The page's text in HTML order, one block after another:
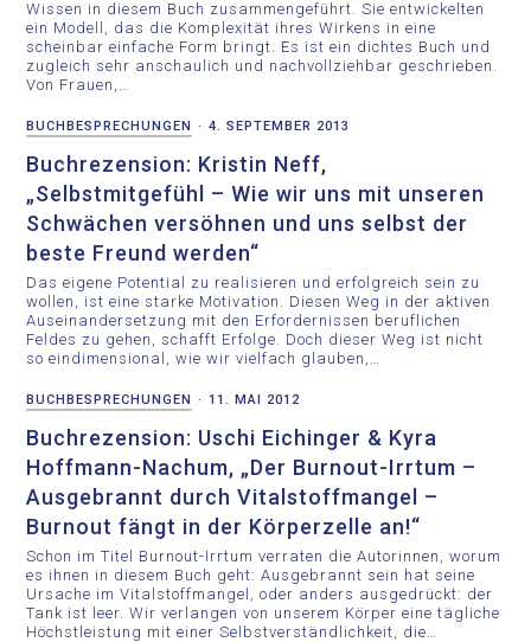
Wissen in diesem Buch zusammengeführt. Sie entwickelten
ein Modell, das die Komplexität ihres Wirkens in eine
scheinbar einfache Form bringt. Es ist ein dichtes Buch und
zugleich sehr anschaulich und nachvollziehbar geschrieben.
Von Frauen,…
BUCHBESPRECHUNGEN · 4. SEPTEMBER 2013
Buchrezension: Kristin Neff,
„Selbstmitgefühl – Wie wir uns mit unseren
Schwächen versöhnen und uns selbst der
beste Freund werden“
Das eigene Potential zu realisieren und erfolgreich sein zu
wollen, ist eine starke Motivation. Diesen Weg in der aktiven
Auseinandersetzung mit den Erfordernissen beruflichen
Feldes zu gehen, schafft Erfolge. Doch dieser Weg ist nicht
so eindimensional, wie wir vielfach glauben,…
BUCHBESPRECHUNGEN · 11. MAI 2012
Buchrezension: Uschi Eichinger & Kyra
Hoffmann-Nachum, „Der Burnout-Irrtum –
Ausgebrannt durch Vitalstoffmangel –
Burnout fängt in der Körperzelle an!“
Schon im Titel Burnout-Irrtum verraten die Autorinnen, worum
es ihnen in diesem Buch geht: Ausgebrannt sein hat seine
Ursache im Vitalstoffmangel, oder anders ausgedrückt: der
Tank ist leer. Wir verlangen von unserem Körper eine tägliche
Höchstleistung mit einer Selbstverständlichkeit, die…